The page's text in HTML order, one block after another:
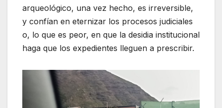
arqueológico, una vez hecho, es irreversible,
y confían en eternizar los procesos judiciales
o, lo que es peor, en que la desidia institucional
haga que los expedientes lleguen a prescribir.